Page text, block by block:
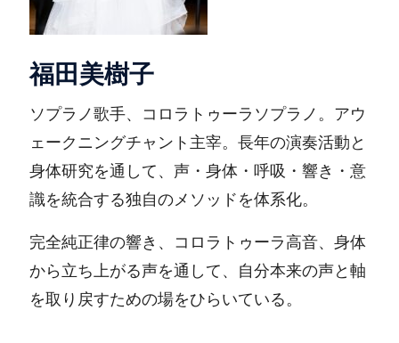
福田美樹子
ソプラノ歌手、コロラトゥーラソプラノ。アウ
ェークニングチャント主宰。長年の演奏活動と
身体研究を通して、声・身体・呼吸・響き・意
識を統合する独自のメソッドを体系化。
完全純正律の響き、コロラトゥーラ高音、身体
から立ち上がる声を通して、自分本来の声と軸
を取り戻すための場をひらいている。